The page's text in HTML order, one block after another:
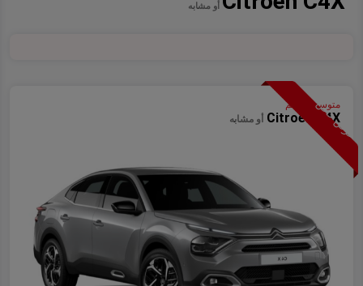
أو مشابه
عرض خاص
متوسطة حجم
Citroen C4X أو مشابه